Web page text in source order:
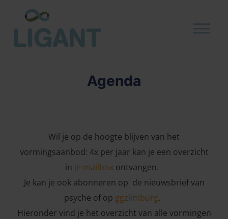
Agenda
Wil je op de hoogte blijven van het
vormingsaanbod: 4x per jaar kan je een overzicht
in je mailbox ontvangen.
Je kan je ook abonneren op de nieuwsbrief van
psyche of op ggzlimburg.
Hieronder vind je het overzicht van alle vormingen